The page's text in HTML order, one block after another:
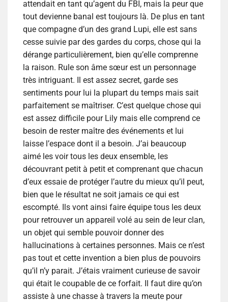
attendait en tant qu’agent du FBI, mais la peur que
tout devienne banal est toujours là. De plus en tant
que compagne d’un des grand Lupi, elle est sans
cesse suivie par des gardes du corps, chose qui la
dérange particulièrement, bien qu’elle comprenne
la raison. Rule son âme sœur est un personnage
très intriguant. Il est assez secret, garde ses
sentiments pour lui la plupart du temps mais sait
parfaitement se maîtriser. C’est quelque chose qui
est assez difficile pour Lily mais elle comprend ce
besoin de rester maître des événements et lui
laisse l’espace dont il a besoin. J’ai beaucoup
aimé les voir tous les deux ensemble, les
découvrant petit à petit et comprenant que chacun
d’eux essaie de protéger l’autre du mieux qu’il peut,
bien que le résultat ne soit jamais ce qui est
escompté. Ils vont ainsi faire équipe tous les deux
pour retrouver un appareil volé au sein de leur clan,
un objet qui semble pouvoir donner des
hallucinations à certaines personnes. Mais ce n’est
pas tout et cette invention a bien plus de pouvoirs
qu’il n’y parait. J’étais vraiment curieuse de savoir
qui était le coupable de ce forfait. Il faut dire qu’on
assiste à une chasse à travers la meute pour